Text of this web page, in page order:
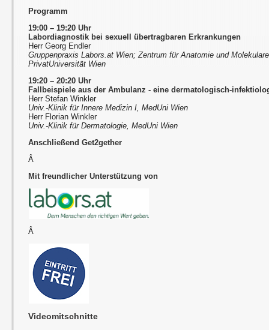
Programm
19:00 – 19:20 Uhr
Labordiagnostik bei sexuell übertragbaren Erkrankungen
Herr Georg Endler
Gruppenpraxis Labors.at Wien; Zentrum für Anatomie und
PrivatUniversität Wien
19:20 – 20:20 Uhr
Fallbeispiele aus der Ambulanz - eine dermatologisch-
Herr Stefan Winkler
Univ.-Klinik für Innere Medizin I, MedUni Wien
Herr Florian Winkler
Univ.-Klinik für Dermatologie, MedUni Wien
Anschließend Get2gether
Â
Mit freundlicher Unterstützung von
Â
Videomitschnitte